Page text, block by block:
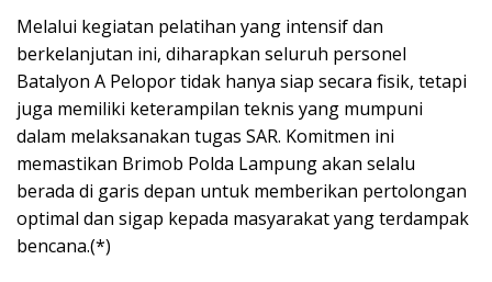
Melalui kegiatan pelatihan yang intensif dan
berkelanjutan ini, diharapkan seluruh personel
Batalyon A Pelopor tidak hanya siap secara fisik, tetapi
juga memiliki keterampilan teknis yang mumpuni
dalam melaksanakan tugas SAR. Komitmen ini
memastikan Brimob Polda Lampung akan selalu
berada di garis depan untuk memberikan pertolongan
optimal dan sigap kepada masyarakat yang terdampak
bencana.(*)